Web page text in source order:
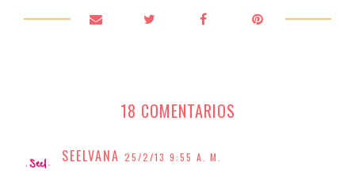
18 COMENTARIOS
SEELVANA 25/2/13 9:55 A. M.